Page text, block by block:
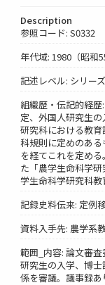
Description
参照コード: S0332
年代域: 1980（昭和
記述レベル: シリーズ
組織歴・伝記的経
定、外国人研究生
研究科における教
科規則に定めのあ
を経てこれを定め
た「農学生命科学
学生命科学研究科教
記録史料伝来: 定例
資料入手先: 農学系
範囲_内容: 論文審
研究生の入学、博
係を審議。議事録あ